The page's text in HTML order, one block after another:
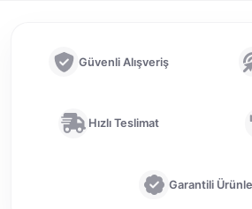
Güvenli Alışveriş
Hızlı Teslimat
Garantili